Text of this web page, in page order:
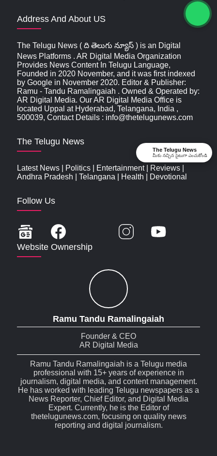
Address And About US
The Telugu News ( ది తెలుగు న్యూస్‌ ) is an Digital
News Platforms . AR Digital Media Organization
Provides News Content In Telugu Language,
Founded in 2020 November, and it was first indexed
by Google in November 2020. Editor & Publisher:
Ramu - Tandu Ramalingaiah . Owned & Operated by:
AR Digital Media. Our AR Digital Media Office is
located Uppal at Hyderabad, Telangana, India ,
500039, Contact Details : info@thetelugunews.com
The Telugu News
Latest News Politics Entertainment| Reviews
Andhra Pradesh
Telangana Health Devotional
Follow Us
Website Ownership
Ramu Tandu Ramalingaiah
Founder & CEO
AR Digital Media
Ramu Tandu Ramalingaiah is a Telugu media
professional with 15+ years of experience in
journalism, digital media, and content management.
He has worked with leading Telugu newspapers as a
News Reporter, Chief Editor, and Digital Media
Expert. Currently, he is the Editor of
thetelugunews.com, focusing on quality news
reporting and digital journalism.
The Telugu News
మీకు నచ్చిన సైటుగా ఎంచుకోండి